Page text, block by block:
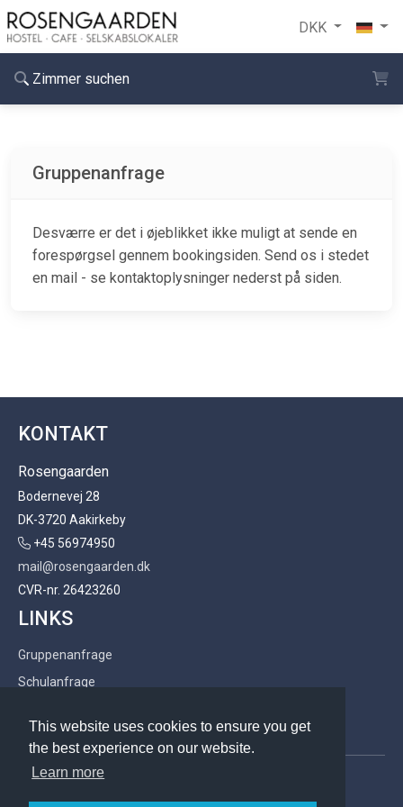
This website uses cookies to ensure you get
the best experience on our website.
Learn more
DKK
Zimmer suchen
Gruppenanfrage
Desværre er det i øjeblikket ikke muligt at sende en
forespørgsel gennem bookingsiden. Send os i stedet
en mail - se kontaktoplysninger nederst på siden.
KONTAKT
Rosengaarden
Bodernevej 28
DK-3720 Aakirkeby
+45 56974950
mail@rosengaarden.dk
CVR-nr. 26423260
LINKS
Gruppenanfrage
Schulanfrage